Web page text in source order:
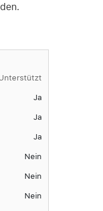
Ja
Ja
Ja
Nein
Nein
Nein